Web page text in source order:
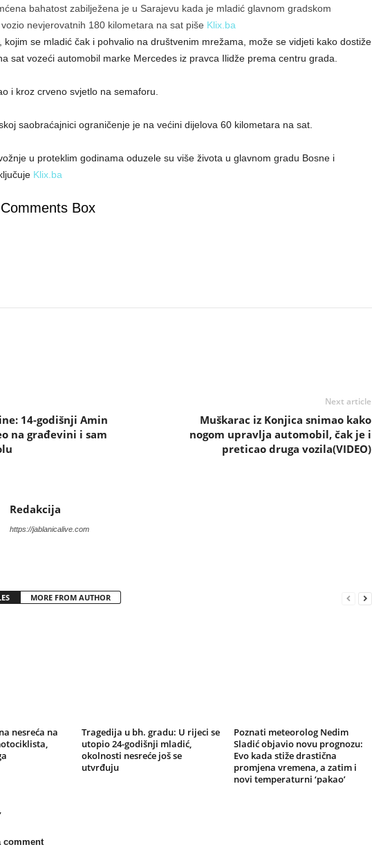
bahatost zabilježena je u Sarajevu kada je mladić glavnom gradskom
nevjerovatnih 180 kilometara na sat piše Klix.ba
kojim se mladić čak i pohvalio na društvenim mrežama, može se vidjeti kako dostiže
sat vozeći automobil marke Mercedes iz pravca Ilidže prema centru grada.
i kroz crveno svjetlo na semaforu.
saobraćajnici ograničenje je na većini dijelova 60 kilometara na sat.
u proteklim godinama oduzele su više života u glavnom gradu Bosne i
Klix.ba
Box
14-godišnji Amin
na građevini i sam
Next article
Muškarac iz Konjica snimao kako
nogom upravlja automobil, čak je i
preticao druga vozila(VIDEO)
Redakcija
https://jablanicalive.com
MORE FROM AUTHOR
nesreća na
Tragedija u bh. gradu: U rijeci se
utopio 24-godišnji mladić,
okolnosti nesreće još se
utvrđuju
Poznati meteorolog Nedim
Sladić objavio novu prognozu:
Evo kada stiže drastična
promjena vremena, a zatim i
novi temperaturni ‘pakao’
comment